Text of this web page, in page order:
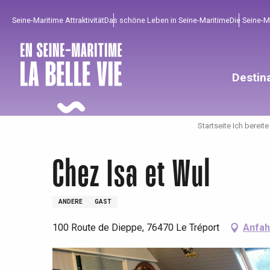
principal
Seine-Maritime AttraktivitätDas schöne Leben in Seine-MaritimeDie Seine-
Um zu profitieren
Die gesamte Agenda
Unumgänglich
Trendige Orte
Gut aus der Heimat !
Aufenthalte am Meer
Startseite Ich
Chez Isa et Wul
ANDERE GAST
100 Route de Dieppe, 76470 Le Tréport